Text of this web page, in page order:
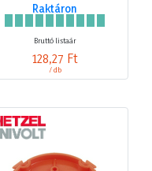
Raktáron
Bruttó listaár
128,27 Ft
/ db